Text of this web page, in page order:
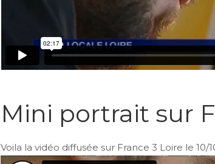
Mini portrait sur
Voila la vidéo diffusée sur France 3 Loire le 10/